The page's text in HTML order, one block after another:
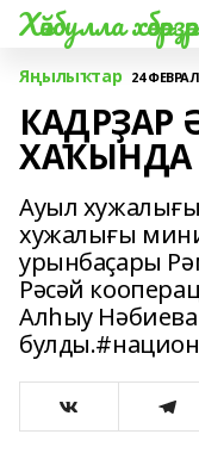
Хәйбулла
Яңылыҡтар 24
КАДРҘАР
Ауыл
хужалығы
урынбаҫары
Рәсәй
Алһыу